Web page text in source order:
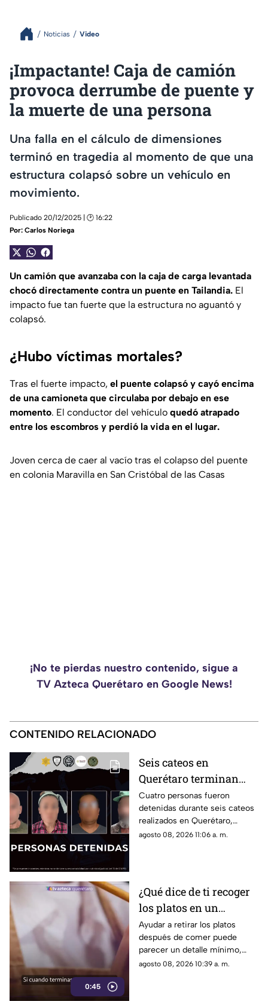
Noticias Video
¡Impactante! Caja de camión
provoca derrumbe de puente y
la muerte de una persona
Una falla en el cálculo de dimensiones
terminó en tragedia al momento de que una
estructura colapsó sobre un vehículo en
movimiento.
Publicado 20/12/2025 | 🕑 16:22
Por: Carlos Noriega
Un camión que avanzaba con la caja de carga levantada
chocó directamente contra un puente en Tailandia. El
impacto fue tan fuerte que la estructura no aguantó y
colapsó.
¿Hubo víctimas mortales?
Tras el fuerte impacto, el puente colapsó y cayó encima
de una camioneta que circulaba por debajo en ese
momento. El conductor del vehículo quedó atrapado
entre los escombros y perdió la vida en el lugar.
Joven cerca de caer al vacío tras el colapso del puente
en colonia Maravilla en San Cristóbal de las Casas
¡No te pierdas nuestro contenido, sigue a
TV Azteca Querétaro en Google News!
CONTENIDO RELACIONADO
Seis cateos en
Querétaro terminan
con cuatro detenidos y
el aseguramiento de
presuntas dr0gas
Cuatro personas fueron
detenidas durante seis cateos
realizados en Querétaro,
donde también se localizaron
agosto 08, 2026 11:06 a. m.
0:45
¿Qué dice de ti recoger
los platos en un
restaurante? Este
pequeño gesto podría
revelar algunos rasgos
de tu personalidad
Ayudar a retirar los platos
después de comer puede
parecer un detalle mínimo,
pero este comportamiento
agosto 08, 2026 10:39 a. m.